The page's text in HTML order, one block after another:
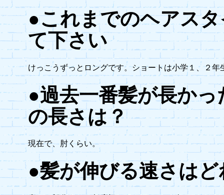
●これまでのヘアス
て下さい
けっこうずっとロングです。ショートは小学１、２年
●過去一番髪が長か
の長さは？
現在で、肘くらい。
●髪が伸びる速さは